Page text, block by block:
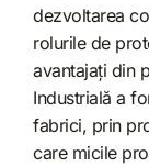
dezvoltarea
rolurile de
avantajați din
Industrială a
fabrici, prin
care micile